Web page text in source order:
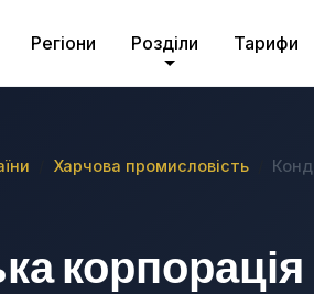
Регіони Розділи Тарифи
Харчова промисловість
корпорація